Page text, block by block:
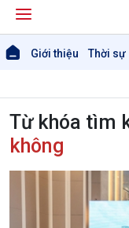
Giới thiệu Thời sự
Từ khóa tìm
không